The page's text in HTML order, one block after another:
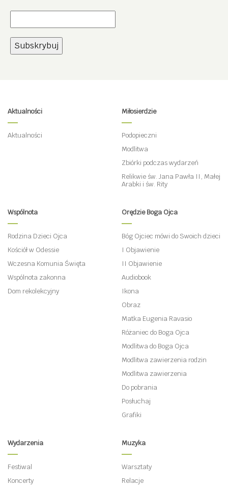
Aktualności
Aktualności
Miłosierdzie
Podopieczni
Modlitwa
Zbiórki podczas wydarzeń
Relikwie św. Jana Pawła II, Małej
Arabki i św. Rity
Wspólnota
Rodzina Dzieci Ojca
Kościół w Odessie
Wczesna Komunia Święta
Wspólnota zakonna
Dom rekolekcyjny
Orędzie Boga Ojca
Bóg Ojciec mówi do Swoich dzieci
I Objawienie
II Objawienie
Audiobook
Ikona
Obraz
Matka Eugenia Ravasio
Różaniec do Boga Ojca
Modlitwa do Boga Ojca
Modlitwa zawierzenia rodzin
Modlitwa zawierzenia
Do pobrania
Posłuchaj
Grafiki
Wydarzenia
Festiwal
Koncerty
Muzyka
Warsztaty
Relacje